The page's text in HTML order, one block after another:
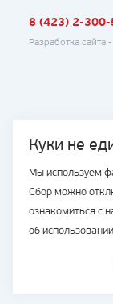
Куки не
Мы используем
Сбор можно
ознакомиться с
об
8 (423) 2-300-
Разработка сайта -